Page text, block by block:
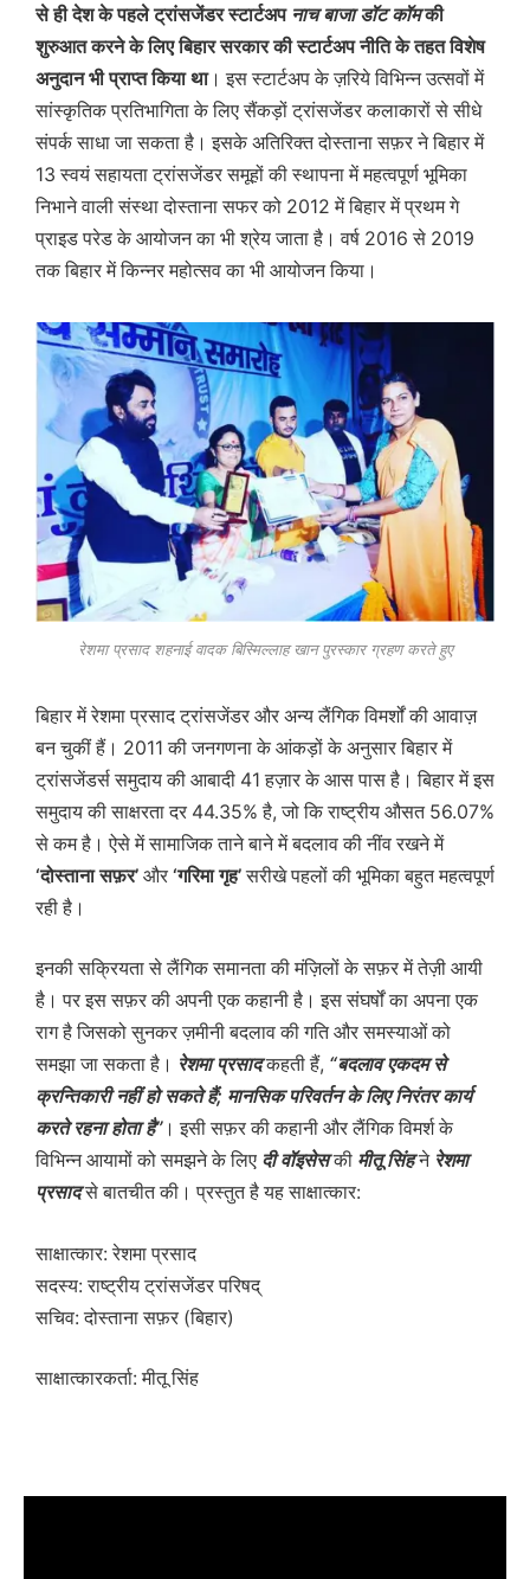
से ही देश के पहले ट्रांसजेंडर स्टार्टअप नाच बाजा डॉट कॉमकी
शुरुआत करने के लिए बिहार सरकार की स्टार्टअप नीति के तहत विशेष
अनुदान भी प्राप्त किया था। इस स्टार्टअप के ज़रिये विभिन्न उत्सवों में
सांस्कृतिक प्रतिभागिता के लिए सैंकड़ों ट्रांसजेंडर कलाकारों से सीधे
संपर्क साधा जा सकता है। इसके अतिरिक्त दोस्ताना सफ़र ने बिहार में
13 स्वयं सहायता ट्रांसजेंडर समूहों की स्थापना में महत्वपूर्ण भूमिका
निभाने वाली संस्था दोस्ताना सफर को 2012 में बिहार में प्रथम गे
प्राइड परेड के आयोजन का भी श्रेय जाता है। वर्ष 2016 से 2019
तक बिहार में किन्नर महोत्सव का भी आयोजन किया।
रेशमा प्रसाद शहनाई वादक बिस्मिल्लाह खान पुरस्कार ग्रहण करते हुए
बिहार में रेशमा प्रसाद ट्रांसजेंडर और अन्य लैंगिक विमर्शों की आवाज़
बन चुकीं हैं। 2011 की जनगणना के आंकड़ों के अनुसार बिहार में
ट्रांसजेंडर्स समुदाय की आबादी 41 हज़ार के आस पास है। बिहार में इस
समुदाय की साक्षरता दर 44.35% है, जो कि राष्ट्रीय औसत 56.07%
से कम है। ऐसे में सामाजिक ताने बाने में बदलाव की नींव रखने में
‘दोस्ताना सफ़र’ और ‘गरिमा गृह’सरीखे पहलों की भूमिका बहुत महत्वपूर्ण
रही है।
इनकी सक्रियता से लैंगिक समानता की मंज़िलों के सफ़र में तेज़ी आयी
है। पर इस सफ़र की अपनी एक कहानी है। इस संघर्षों का अपना एक
राग है जिसको सुनकर ज़मीनी बदलाव की गति और समस्याओं को
समझा जा सकता है। रेशमा प्रसादकहती हैं, “बदलाव एकदम से
क्रन्तिकारी नहीं हो सकते हैं; मानसिक परिवर्तन के लिए निरंतर कार्य
करते रहना होता है”। इसी सफ़र की कहानी और लैंगिक विमर्श के
विभिन्न आयामों को समझने के लिए दी वॉइसेसकी मीतू सिंहने रेशमा
प्रसादसे बातचीत की। प्रस्तुत है यह साक्षात्कार:
साक्षात्कार: रेशमा प्रसाद
सदस्य: राष्ट्रीय ट्रांसजेंडर परिषद्
सचिव: दोस्ताना सफ़र (बिहार)
साक्षात्कारकर्ता: मीतू सिंह